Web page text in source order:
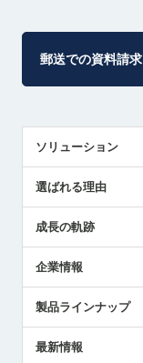
郵送での資料請求
ソリューション
解決策提案
選ばれる理由
成長の軌跡
企業情報
ごあいさつ
受賞履歴
製品ラインナップ
ツールセッタ製品
最新情報